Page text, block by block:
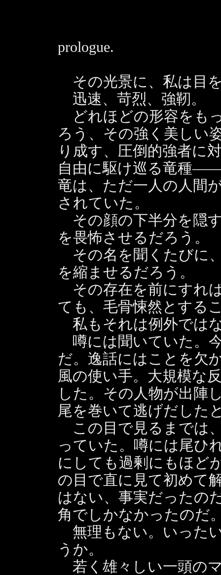
prologue.
その光景に、私は目
迅速、苛烈、強靭。
どれほどの形容をも
ろう、その強く美しい
り成す、圧倒的強者に
自由に駆け巡る竜種
竜は、ただ一人の人間
されていた。
その顔の下半分を隠
を畏怖させるだろう。
その名を聞くたびに
を縮ませるだろう。
その存在を前にすれ
ても、毛骨悚然とする
私もそれは例外では
噂には聞いていた。
だ。逸話にはことを欠
風の使い手。大規模な
した。その人物が出陣
尾を巻いて逃げだした
この目で見るまでは
っていた。噂には尾ひ
にしても過剰にもほど
の目で直に見て初めて
はない、事実だった
角でしかなかったのだ
無理もない。いった
うか。
若く雄々しい一頭の